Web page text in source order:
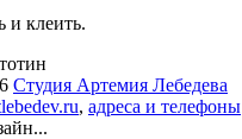
и клеить.
Студия Артемия Лебедева
, адреса и телефоны